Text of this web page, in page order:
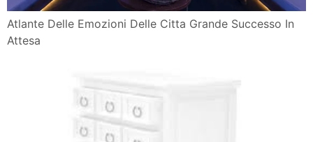
Atlante Delle Emozioni Delle Citta Grande Successo In
Attesa